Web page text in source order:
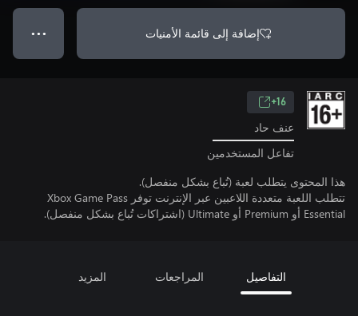
إضافة إلى قائمة الأمنيات ● ● ●
16+
عنف حاد
تفاعل المستخدمين
هذا المحتوى يتطلب لعبة (تُباع بشكل منفصل).
تتطلب اللعبة متعددة اللاعبين عبر الإنترنت توفر Xbox Game Pass
Essential أو Premium أو Ultimate (اشتراكات تُباع بشكل منفصل).
التفاصيل المراجعات المزيد